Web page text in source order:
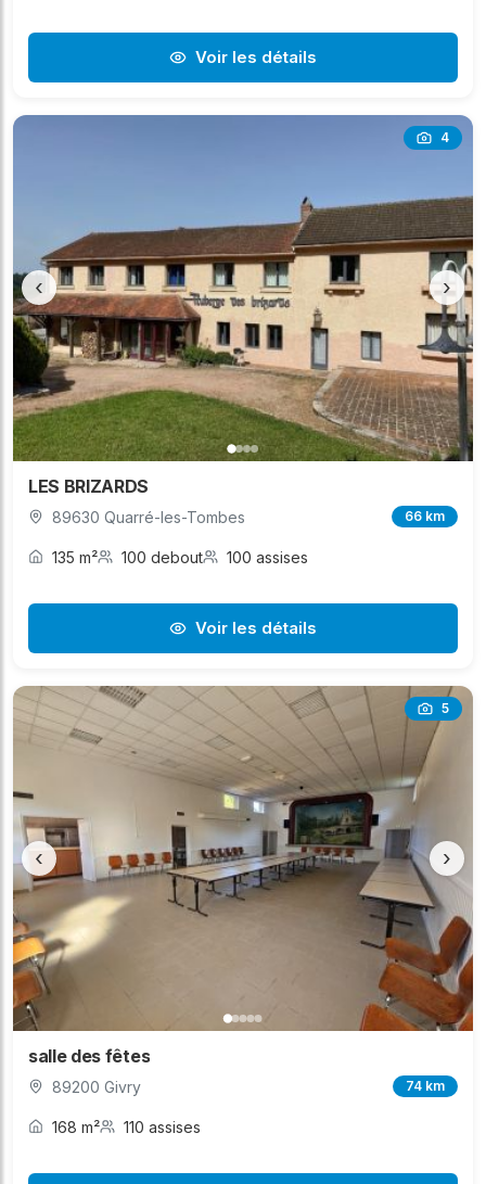
Voir les détails
4
‹ ›
LES BRIZARDS
89630 Quarré-les-Tombes 66 km
135 m² 100 debout 100 assises
Voir les détails
5
‹ ›
salle des fêtes
89200 Givry 74 km
168 m² 110 assises